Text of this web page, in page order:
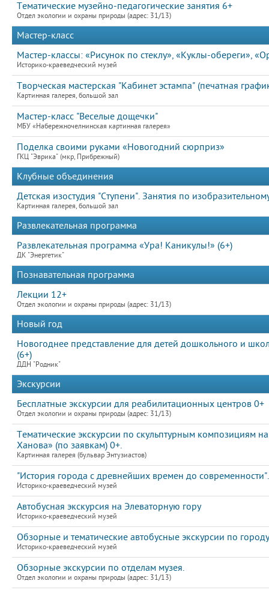
Тематические музейно-педагогические занятия 6+
Отдел экологии и охраны природы (адрес: 31/13)
Мастер-класс
Мастер-классы: «Рисунок по стеклу», «Куклы-обереги»,
Историко-краеведческий музей
Творческая мастерская "Кабинет эстампа" (печатная
Картинная галерея, большой зал
Мастер-класс "Веселые дощечки"
МБУ «Набережночелнинская картинная галерея»
Поделка своими руками «Новогодний сюрприз»
ГКЦ "Эврика" (мкр, Прибрежный)
Клубные объединения
Детская изостудия "Ступени". Занятия по
Картинная галерея, большой зал
Развлекательная программа
Развлекательная программа «Ура! Каникулы!» (6+)
ДК "Энергетик"
Познавательная программа
Лекции 12+
Отдел экологии и охраны природы (адрес: 31/13)
Новый год
Новогоднее представление для детей дошкольного и
(6+)
ДДН "Родник"
Экскурсии
Бесплатные экскурсии для реабилитационных центров 0+
Отдел экологии и охраны природы (адрес: 31/13)
Тематические экскурсии по скульптурным композициям
Ханова» (по заявкам) 0+.
Картинная галерея (бульвар Энтузиастов)
"История города с древнейших времен до современности".
Историко-краеведческий музей
Автобусная экскурсия на Элеваторную гору
Историко-краеведческий музей
Обзорные и тематические автобусные экскурсии по городу
Историко-краеведческий музей
Обзорные экскурсии по отделам музея.
Отдел экологии и охраны природы (адрес: 31/13)